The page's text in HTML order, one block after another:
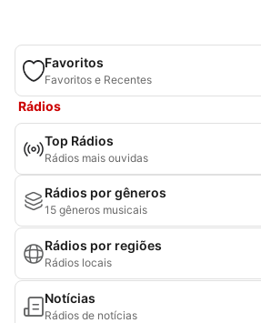
Favoritos
Favoritos e Recentes
Rádios
Top Rádios
Rádios mais ouvidas
Rádios por gêneros
15 gêneros musicais
Rádios por regiões
Rádios locais
Notícias
Rádios de notícias